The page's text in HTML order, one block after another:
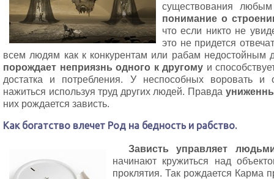
существования
понимание о
что если никто не
это не придется
всем людям как к конкурентам или рабам
порождает неприязнь одного к другому и
достатка и потребления. У неспособных воровать и
нажиться используя труд других людей. Правда
них рождается зависть.
Как богатство влечет Род на бедность и рабство.
Зависть управляет
начинают кружиться над
проклятия. Так рождается Карма